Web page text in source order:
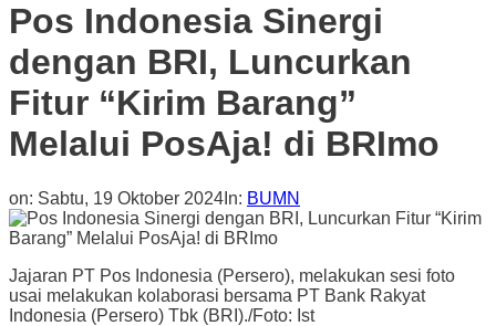
Pos Indonesia Sinergi
dengan BRI, Luncurkan
Fitur “Kirim Barang”
Melalui PosAja! di BRImo
on: Sabtu, 19 Oktober 2024 In: BUMN
Jajaran PT Pos Indonesia (Persero), melakukan sesi foto
usai melakukan kolaborasi bersama PT Bank Rakyat
Indonesia (Persero) Tbk (BRI)./Foto: Ist